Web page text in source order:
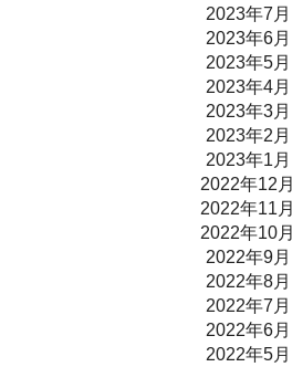
2023年7月
2023年6月
2023年5月
2023年4月
2023年3月
2023年2月
2023年1月
2022年12月
2022年11月
2022年10月
2022年9月
2022年8月
2022年7月
2022年6月
2022年5月